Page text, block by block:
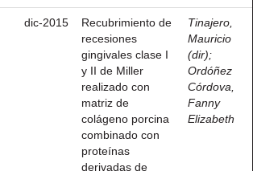
dic-2015
Recubrimiento de
recesiones
gingivales clase I
y II de Miller
realizado con
matriz de
colágeno porcina
combinado con
proteínas
derivadas de
Tinajero,
Mauricio
(dir);
Ordóñez
Córdova,
Fanny
Elizabeth